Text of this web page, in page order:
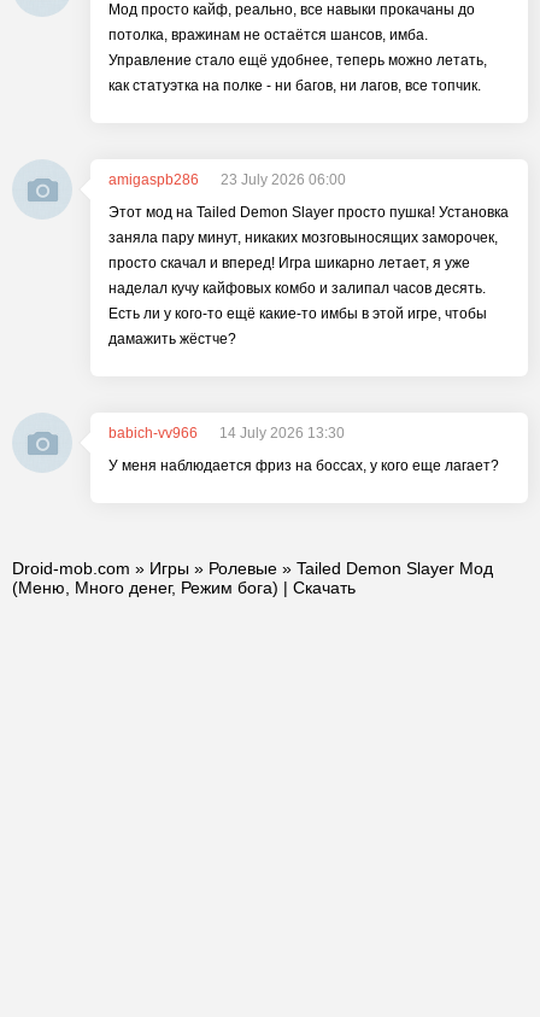
Мод просто кайф, реально, все навыки прокачаны до
потолка, вражинам не остаётся шансов, имба.
Управление стало ещё удобнее, теперь можно летать,
как статуэтка на полке - ни багов, ни лагов, все топчик.
amigaspb286
23 July 2026 06:00
Этот мод на Tailed Demon Slayer просто пушка! Установка
заняла пару минут, никаких мозговыносящих заморочек,
просто скачал и вперед! Игра шикарно летает, я уже
наделал кучу кайфовых комбо и залипал часов десять.
Есть ли у кого-то ещё какие-то имбы в этой игре, чтобы
дамажить жёстче?
babich-vv966
14 July 2026 13:30
У меня наблюдается фриз на боссах, у кого еще лагает?
Droid-mob.com » Игры » Ролевые » Tailed Demon Slayer Мод
(Меню, Много денег, Режим бога) | Скачать